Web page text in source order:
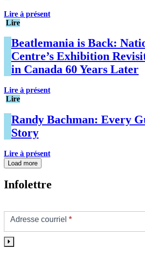
Lire à présent
Lire
Beatlemania is Back:
Centre’s Exhibition
in Canada 60 Years Later
Lire à présent
Lire
Randy Bachman: Every
Story
Lire à présent
Load more
Infolettre
Subscribe
Adresse courriel *